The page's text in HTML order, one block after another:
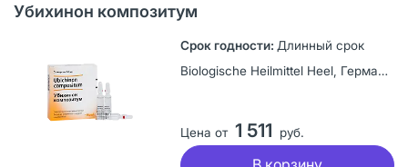
Убихинон композитум
Длинный срок
Biologische Heilmittel Heel, Германия
Цена от 1 511 руб.